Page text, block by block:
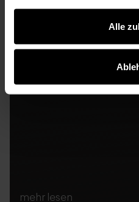
gesammelt haben.
Alle
Sonnenschutz ausgestattet
mehr lesen